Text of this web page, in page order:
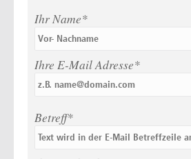
Ihr Name*
Ihre E-Mail Adresse*
Betreff*